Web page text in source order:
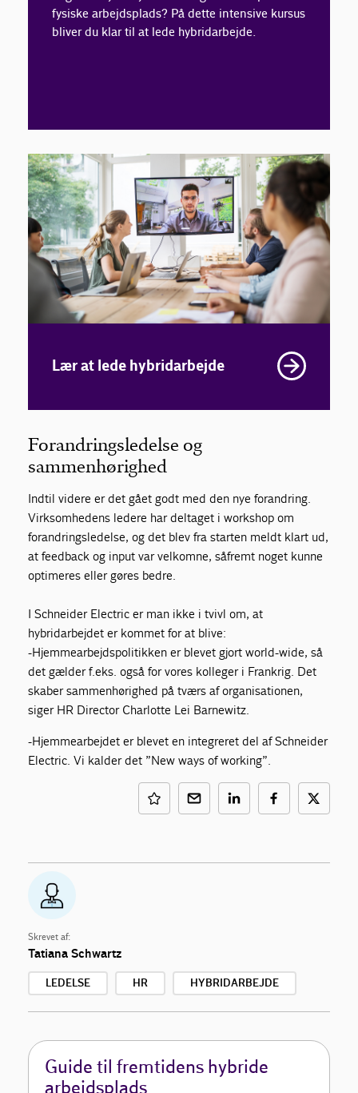
fysiske arbejdsplads? På dette intensive kursus
bliver du klar til at lede hybridarbejde.
Lær at lede hybridarbejde
Forandringsledelse og
sammenhørighed
Indtil videre er det gået godt med den nye forandring.
Virksomhedens ledere har deltaget i workshop om
forandringsledelse, og det blev fra starten meldt klart ud,
at feedback og input var velkomne, såfremt noget kunne
optimeres eller gøres bedre.
I Schneider Electric er man ikke i tvivl om, at
hybridarbejdet er kommet for at blive:
-Hjemmearbejdspolitikken er blevet gjort world-wide, så
det gælder f.eks. også for vores kolleger i Frankrig. Det
skaber sammenhørighed på tværs af organisationen,
siger HR Director Charlotte Lei Barnewitz.
-Hjemmearbejdet er blevet en integreret del af Schneider
Electric. Vi kalder det ”New ways of working”.
Skrevet af:
Tatiana Schwartz
LEDELSE HR HYBRIDARBEJDE
Guide til fremtidens hybride
arbejdsplads